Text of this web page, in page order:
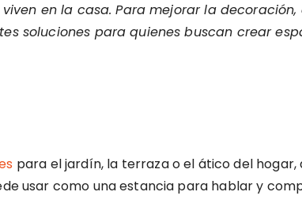
en la casa. Para mejorar la decoración,
soluciones para quienes buscan crear
para el jardín, la terraza o el ático del hogar,
usar como una estancia para hablar y